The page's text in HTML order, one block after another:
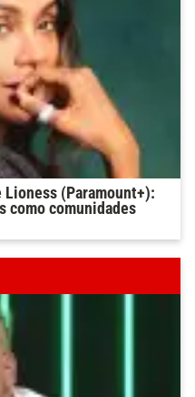
(Paramount+):
como comunidades